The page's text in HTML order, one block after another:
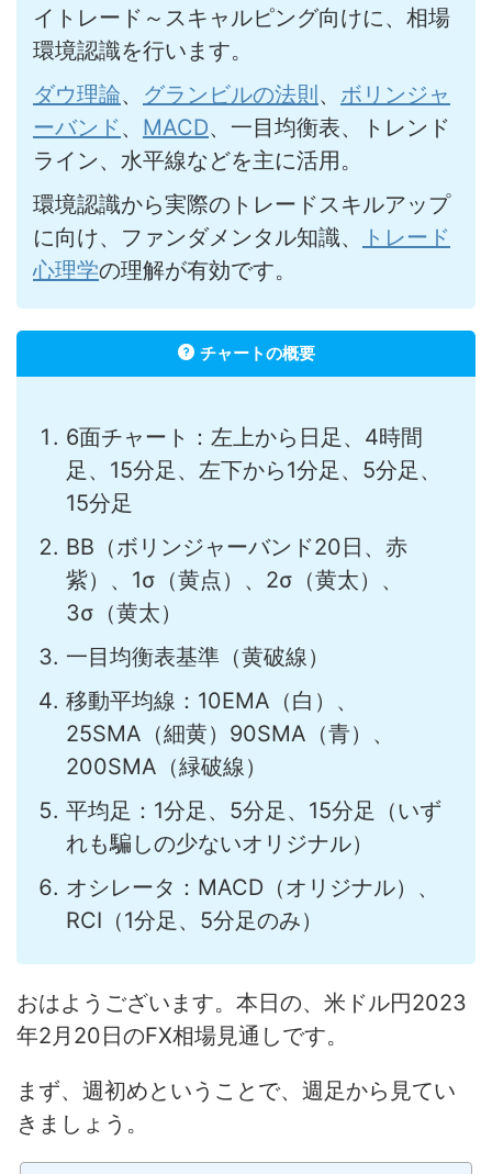
イトレード～スキャルピング向けに、相場
環境認識を行います。
ダウ理論、 グランビルの法則 、 ボリンジャ
ーバンド、 MACD、一目均衡表、トレンド
ライン、水平線などを主に活用。
環境認識から実際のトレードスキルアップ
に向け、ファンダメンタル知識、
トレード
心理学の理解が有効です。
チャートの概要
6面チャート：左上から日足、4時間
足、15分足、左下から1分足、5分足、
15分足
BB（ボリンジャーバンド20日、赤
紫）、1σ（黄点）、2σ（黄太）、
3σ（黄太）
一目均衡表基準（黄破線）
移動平均線：10EMA（白）、
25SMA（細黄）90SMA（青）、
200SMA（緑破線）
平均足：1分足、5分足、15分足（いず
れも騙しの少ないオリジナル）
オシレータ：MACD（オリジナル）、
RCI（1分足、5分足のみ）
おはようございます。本日の、米ドル円2023
年2月20日のFX相場見通しです。
まず、週初めということで、週足から見てい
きましょう。